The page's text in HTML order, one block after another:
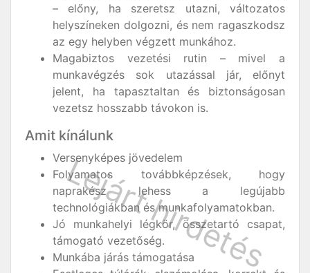
– előny, ha szeretsz utazni, változatos
helyszíneken dolgozni, és nem ragaszkodsz
az egy helyben végzett munkához.
Magabiztos vezetési rutin – mivel a
munkavégzés sok utazással jár, előnyt
jelent, ha tapasztaltan és biztonságosan
vezetsz hosszabb távokon is.
Amit kínálunk
Versenyképes jövedelem
Folyamatos továbbképzések, hogy
naprakész lehess a legújabb
technológiákban és munkafolyamatokban.
Jó munkahelyi légkör, összetartó csapat,
támogató vezetőség.
Munkába járás támogatása